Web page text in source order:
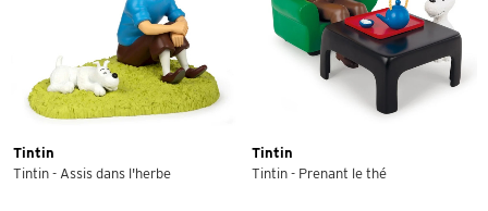
Tintin
Tintin - Assis dans l'herbe
Tintin
Tintin - Prenant le thé